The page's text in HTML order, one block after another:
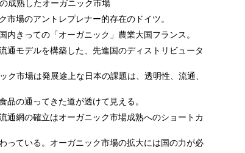
成熟したオーガニック市場
市場のアントレプレナー的存在のドイツ。
内きっての「オーガニック」農業大国フランス。
通モデルを構築した、先進国のディストリビュータ
市場は発展途上な日本の課題は、透明性、流通、
品の通ってきた道が透けて見える。
通網の確立はオーガニック市場成熟へのショートカ
っている。オーガニック市場の拡大には国の力が必